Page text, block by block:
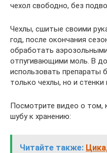
чехол свободно, без
Чехлы, сшитые своими
год, после окончания
обработать
отпугивающими моль. В
использовать препараты
только чехлы, но и стенки
Посмотрите видео о том,
шубу к хранению:
Читайте также: